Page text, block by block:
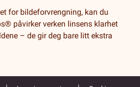
for bildeforvrengning, kan du
påvirker verken linsens klarhet
– de gir deg bare litt ekstra